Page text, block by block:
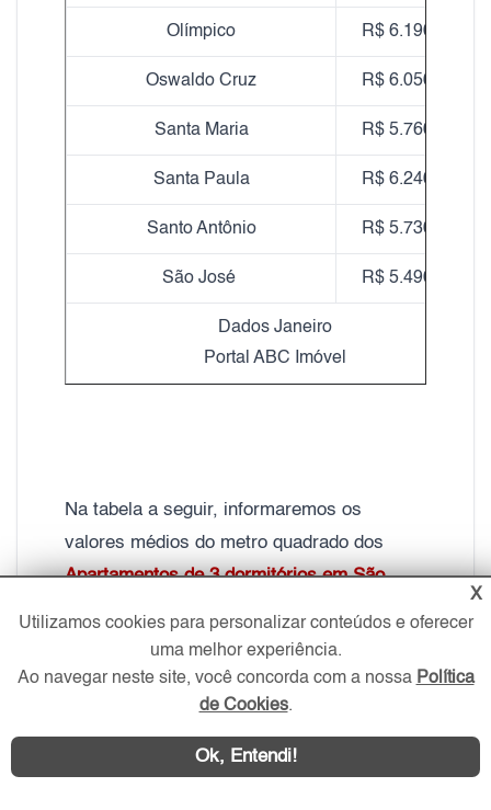
Olímpico R$ 6.190,00
Oswaldo Cruz R$ 6.050,00
Santa Maria R$ 5.760,00
Santa Paula R$ 6.240,00
Santo Antônio R$ 5.730,00
São José R$ 5.490,00
Dados Janeiro
Portal ABC Imóvel
Na tabela a seguir, informaremos os
valores médios do metro quadrado dos
Apartamentos de 3 dormitórios em São
Valor médio do metro quadrado dos Apartamentos
X
Utilizamos cookies para personalizar conteúdos e oferecer
uma melhor experiência.
Ao navegar neste site, você concorda com a nossa Política
de Cookies.
Ok, Entendi!